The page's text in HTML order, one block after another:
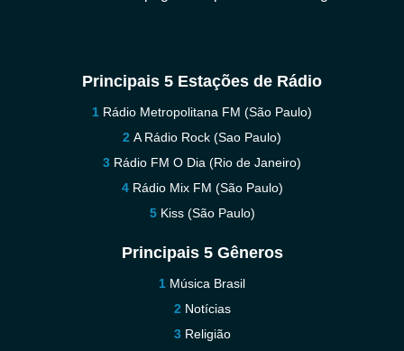
Principais 5 Estações de Rádio
Rádio Metropolitana FM (São Paulo)
A Rádio Rock (Sao Paulo)
Rádio FM O Dia (Rio de Janeiro)
Rádio Mix FM (São Paulo)
Kiss (São Paulo)
Principais 5 Gêneros
Música Brasil
Notícias
Religião